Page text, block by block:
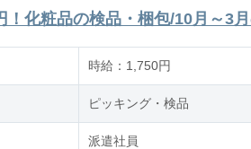
！化粧品の検品・梱包/10月～3
時給：1,750円
ピッキング・検品
派遣社員